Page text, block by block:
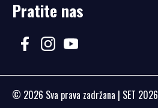
Pratite nas
© 2026 Sva prava zadržana | SET 2026